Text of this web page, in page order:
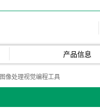
产品信息
图像处理视觉编程工具